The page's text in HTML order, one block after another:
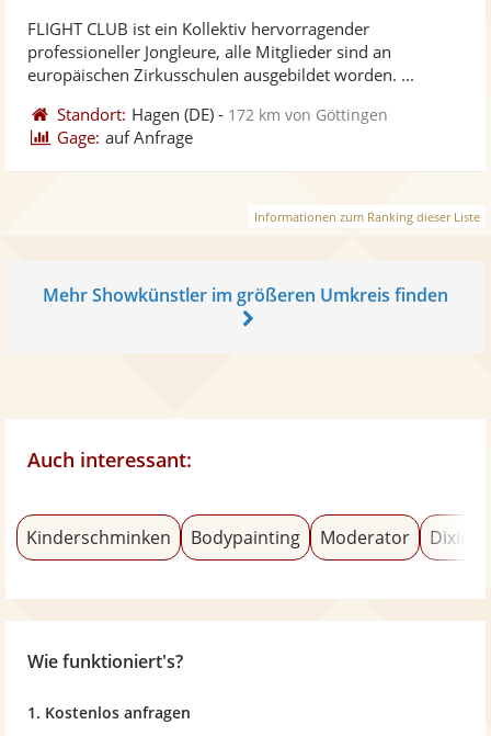
FLIGHT CLUB ist ein Kollektiv hervorragender
professioneller Jongleure, alle Mitglieder sind an
europäischen Zirkusschulen ausgebildet worden. ...
Standort: Hagen (DE) - 172 km von Göttingen
Gage: auf Anfrage
Informationen zum Ranking dieser Liste
Mehr Showkünstler im größeren Umkreis finden
Auch interessant:
Kinderschminken Bodypainting Moderator
Wie funktioniert's?
1. Kostenlos anfragen